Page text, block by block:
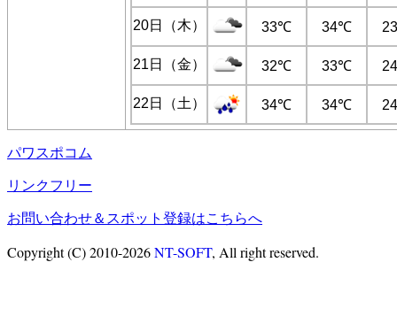
20日（木） 33℃ 34℃
21日（金） 32℃ 33℃
22日（土） 34℃ 34℃
パワスポコム
リンクフリー
お問い合わせ＆スポット登録はこちらへ
Copyright (C) 2010-2026NT-SOFT, All right reserved.